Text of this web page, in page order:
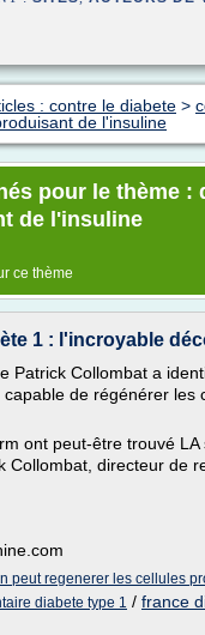
: contre le diabete >
de l'insuline
pour le thème :
de l'insuline
ce thème
1 : l'incroyable
Patrick Collombat a
de régénérer les
ont peut-être trouvé
Collombat, directeur de
peut regenerer les cellules
diabete type 1 / france